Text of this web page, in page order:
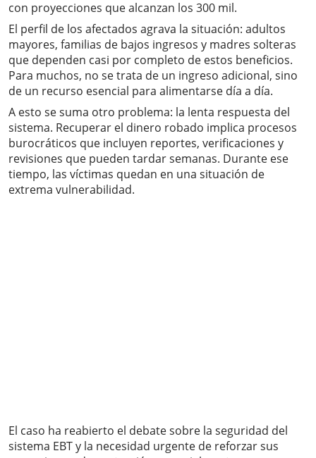
con proyecciones que alcanzan los 300 mil.
El perfil de los afectados agrava la situación: adultos
mayores, familias de bajos ingresos y madres solteras
que dependen casi por completo de estos beneficios.
Para muchos, no se trata de un ingreso adicional, sino
de un recurso esencial para alimentarse día a día.
A esto se suma otro problema: la lenta respuesta del
sistema. Recuperar el dinero robado implica procesos
burocráticos que incluyen reportes, verificaciones y
revisiones que pueden tardar semanas. Durante ese
tiempo, las víctimas quedan en una situación de
extrema vulnerabilidad.
El caso ha reabierto el debate sobre la seguridad del
sistema EBT y la necesidad urgente de reforzar sus